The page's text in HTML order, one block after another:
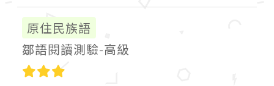
原住民族語
鄒語閱讀測驗-高級